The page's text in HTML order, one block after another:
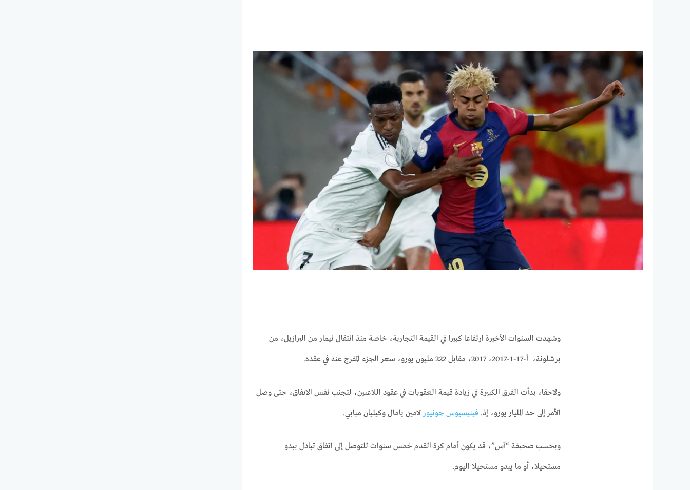
وشهدت السنوات الأخيرة ارتفاعا كبيرا في القيمة التجارية، خاصة منذ انتقال نيمار من البرازيل، من
برشلونة، ​​​​​​​​​​​​​​​​​​​​​​​​​​​​​​​​​​​​​​​​​​​​​​​​​​​​​​​​ ​​​​​​​​​​​​​​​​​​​​​​​​​​​​​​​​​​​​​​​​​​​​​​​​​​​​​​​أ-17-1-2017، 2017، مقابل 222 مليون يورو، سعر الجزء المفرج عنه في عقده.
ولاحقا، بدأت الفرق الكبيرة في زيادة قيمة العقوبات في عقود اللاعبين، لتجنب نفس الاتفاق، حتى وصل
الأمر إلى حد المليار يورو، إذ. فينيسيوس جونيور لامين يامال وكيليان مبابي.
وبحسب صحيفة “آس”، قد يكون أمام كرة القدم خمس سنوات للتوصل إلى اتفاق تبادل يبدو
مستحيلا، أو ما يبدو مستحيلا اليوم.